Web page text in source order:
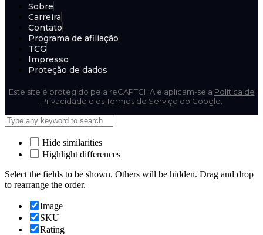
Sobre
Carreira
Contato
Programa de afiliação
TCG
Impresso
Proteção de dados
Este site é protegido pela reCAPTCHA e aplicam-se a Política de
Privacidade e osTermos de Serviço do Google.
Hide similarities
Highlight differences
Select the fields to be shown. Others will be hidden. Drag and drop
to rearrange the order.
Image
SKU
Rating